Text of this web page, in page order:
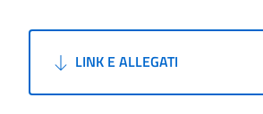
LINK E ALLEGATI